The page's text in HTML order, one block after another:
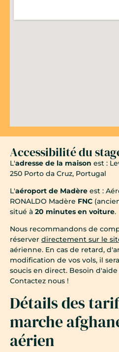
Accessibilité du
L'adresse de la maison est :
250 Porto da Cruz, Portugal
L'aéroport de Madère est :
RONALDO Madère FNC
situé à 20 minutes en voiture.
Nous recommandons de
réserver directement sur le
aérienne. En cas de retard,
modification de vos vols, il
soucis en direct. Besoin
Contactez nous !
Détails des
marche
aérien